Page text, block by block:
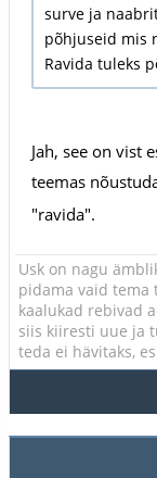
surve ja
põhjuseid mis
Ravida tuleks
Jah, see on vist
teemas
"ravida".
Usk on nagu
pidama vaid tema
kaalukad rebivad
siis kiiresti uue ja
teda ei hävitaks,